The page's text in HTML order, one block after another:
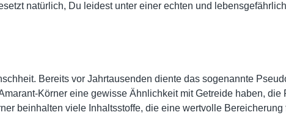
natürlich, Du leidest unter einer echten und
Bereits vor Jahrtausenden diente das sogenannte
Körner eine gewisse Ähnlichkeit mit Getreide haben, die
beinhalten viele Inhaltsstoffe, die eine wertvolle